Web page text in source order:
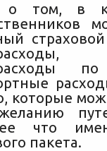
о том, в
которые
что
пакета.